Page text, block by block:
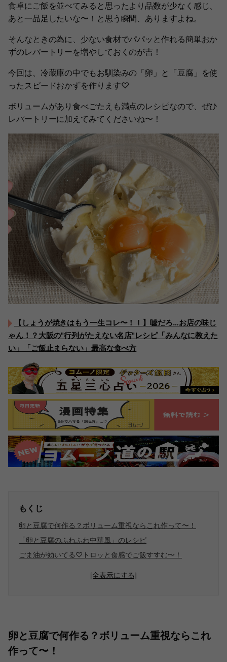
食卓にご飯を並べてみると思ったより品数が少なく感じ、
あと一品足したいな〜！と思う瞬間、ありますよね。
そんなときの為に、少ない食材でパパッと作れる簡単おか
ずのレパートリーを増やしておくのが吉！
今回は、冷蔵庫の中でもお馴染みの「卵」と「豆腐」を使
ったスピードおかずを作ります♡
ボリュームがあり食べごたえも満点のレシピなので、ぜひ
レパートリーに加えてみてくださいね〜！
【しょうが焼きはもう一生コレ〜！！】嘘だろ…お店の味じ
ゃん！？大阪の"行列がたえない名店"レシピ「みんなに教えた
い」「ご飯止まらない」最高な食べ方
もくじ
卵と豆腐で何作る？ボリューム重視ならこれ作って〜！
「卵と豆腐のふわふわ中華風」のレシピ
ごま油が効いてる♡トロッと食感でご飯すすむ〜！
[全表示にする]
卵と豆腐で何作る？ボリューム重視ならこれ
作って〜！